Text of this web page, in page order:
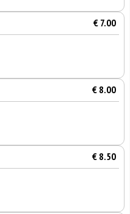
€ 7.00
€ 8.00
€ 8.50